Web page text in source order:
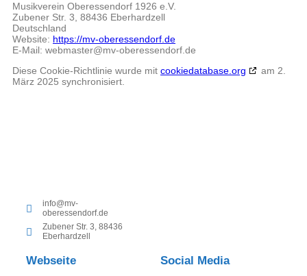
Musikverein Oberessendorf 1926 e.V.
Zubener Str. 3, 88436 Eberhardzell
Deutschland
Website: https://mv-oberessendorf.de
E-Mail: webmaster@mv-oberessendorf.de
Diese Cookie-Richtlinie wurde mit cookiedatabase.org
am 2.
März 2025 synchronisiert.
info@mv-
oberessendorf.de
Zubener Str. 3, 88436
Eberhardzell
Webseite Social Media